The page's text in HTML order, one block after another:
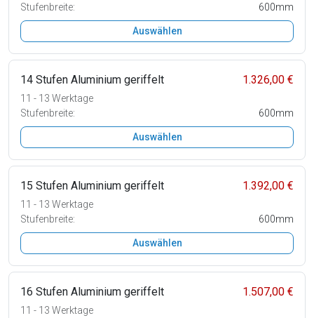
Stufenbreite:
600mm
Auswählen
14 Stufen Aluminium geriffelt 1.326,00 €
11 - 13 Werktage
Stufenbreite:
600mm
Auswählen
15 Stufen Aluminium geriffelt 1.392,00 €
11 - 13 Werktage
Stufenbreite:
600mm
Auswählen
16 Stufen Aluminium geriffelt 1.507,00 €
11 - 13 Werktage